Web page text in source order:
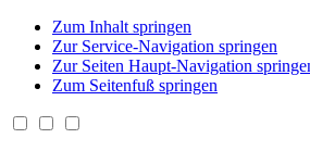
Zum Inhalt springen
Zur Service-Navigation springen
Zur Seiten Haupt-Navigation
Zum Seitenfuß springen